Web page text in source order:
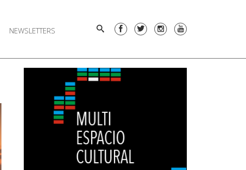
NEWSLETTERS